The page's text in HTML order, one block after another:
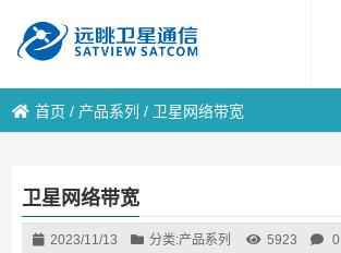
首页 / 产品系列 / 卫星网络带宽
卫星网络带宽
2023/11/13 分类:产品系列 5923 0